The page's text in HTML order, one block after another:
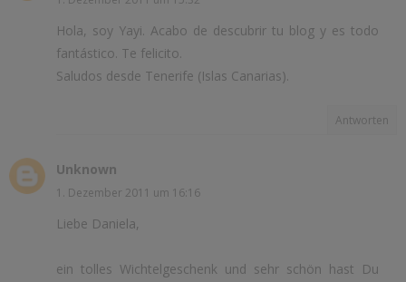
Hola, soy Yayi. Acabo de descubrir tu blog y es todo
fantástico. Te felicito.
Saludos desde Tenerife (Islas Canarias).
Antworten
Unknown
1. Dezember 2011 um 16:16
Liebe Daniela,
ein tolles Wichtelgeschenk und sehr schön hast Du